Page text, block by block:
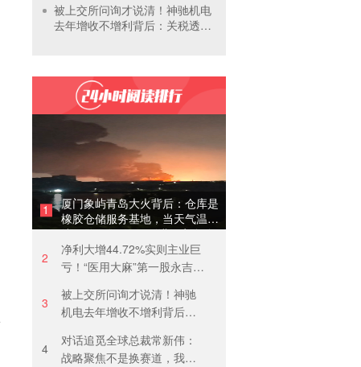
被上交所问询才说清！神驰机电
去年增收不增利背后：关税透支
1
厦门象屿青岛大火背后：仓库是
橡胶仓储服务基地，当天气温未
达预警，集团5月刚进行安全管
理培训
2
净利大增44.72%实则主业巨
亏！“医用大麻”第一股永吉股
收益“保盈”
3
被上交所问询才说清！神驰
机电去年增收不增利背后：
减
4
对话追觅全球总裁常新伟：
战略聚焦不是换赛道，我们